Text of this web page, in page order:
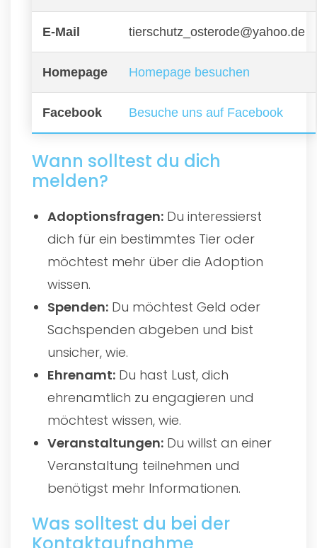
E-Mail tierschutz_osterode@yahoo.de
Homepage Homepage besuchen
Facebook Besuche uns auf Facebook
Wann solltest du dich
melden?
Adoptionsfragen: Du interessierst
dich für ein bestimmtes Tier oder
möchtest mehr über die Adoption
wissen.
Spenden: Du möchtest Geld oder
Sachspenden abgeben und bist
unsicher, wie.
Ehrenamt: Du hast Lust, dich
ehrenamtlich zu engagieren und
möchtest wissen, wie.
Veranstaltungen: Du willst an einer
Veranstaltung teilnehmen und
benötigst mehr Informationen.
Was solltest du bei der
Kontaktaufnahme